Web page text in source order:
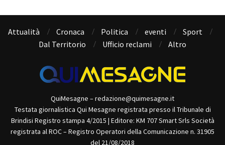
Attualità Cronaca Politica eventi
Sport
Dal Territorio
Ufficio reclami Altro
QuiMesagne – redazione@quimesagne.it
Testata giornalistica Qui Mesagne registrata presso il Tribunale di
Brindisi Registro stampa 4/2015 | Editore: KM 707 Smart Srls Società
registrata al ROC – Registro Operatori della Comunicazione n. 31905
del 21/08/2018